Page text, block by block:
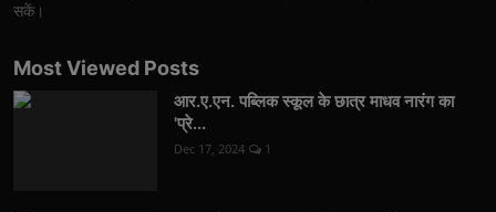
सकें।
Most Viewed Posts
आर.ए.एन. पब्लिक स्कूल के छात्र माधव नारंग का
'प्रे...
Dec 17, 2024 1